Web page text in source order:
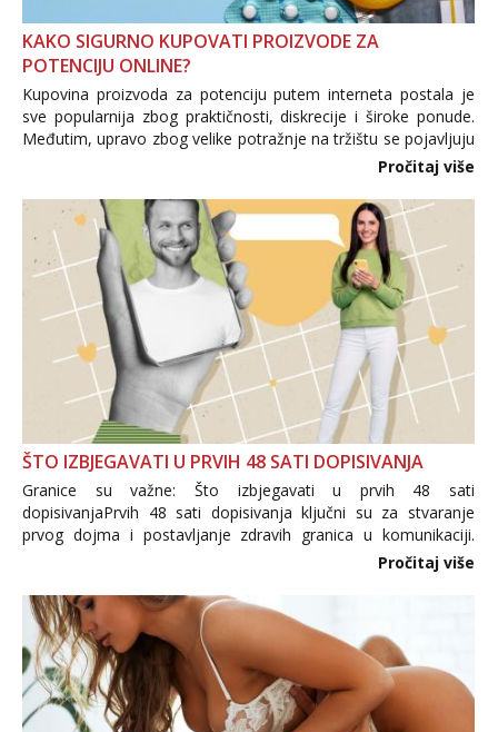
KAKO SIGURNO KUPOVATI PROIZVODE ZA
POTENCIJU ONLINE?
Kupovina proizvoda za potenciju putem interneta postala je
sve popularnija zbog praktičnosti, diskrecije i široke ponude.
Međutim, upravo zbog velike potražnje na tržištu se pojavljuju
i brojni krivotvoreni proizvodi, nepouzdane internetske
Pročitaj više
ŠTO IZBJEGAVATI U PRVIH 48 SATI DOPISIVANJA
Granice su važne: Što izbjegavati u prvih 48 sati
dopisivanjaPrvih 48 sati dopisivanja ključni su za stvaranje
prvog dojma i postavljanje zdravih granica u komunikaciji.
Važno je izbjeći prebrzo otkrivanje osobnih ili intimnih
informacija, jer nepoznata osoba još nije zaslužila to
povjerenje. Takođe...
Pročitaj više